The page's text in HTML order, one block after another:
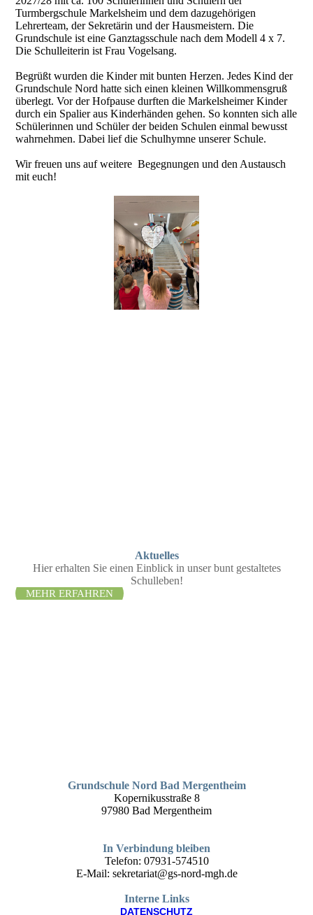
Turmbergschule Markelsheim und dem dazugehörigen
Lehrerteam, der Sekretärin und der Hausmeistern. Die
Grundschule ist eine Ganztagsschule nach dem Modell 4 x 7.
Die Schulleiterin ist Frau Vogelsang.
Begrüßt wurden die Kinder mit bunten Herzen. Jedes Kind der
Grundschule Nord hatte sich einen kleinen Willkommensgruß
überlegt. Vor der Hofpause durften die Markelsheimer Kinder
durch ein Spalier aus Kinderhänden gehen. So konnten sich alle
Schülerinnen und Schüler der beiden Schulen einmal bewusst
wahrnehmen. Dabei lief die Schulhymne unserer Schule.
Wir freuen uns auf weitere Begegnungen und den Austausch
mit euch!
Aktuelles
Hier erhalten Sie einen Einblick in unser bunt gestaltetes
Schulleben!
MEHR ERFAHREN
Grundschule Nord Bad Mergentheim
Kopernikusstraße 8
97980 Bad Mergentheim
In Verbindung bleiben
Telefon: 07931-574510
E-Mail: sekretariat@gs-nord-mgh.de
Interne Links
DATEN­SCHUTZ